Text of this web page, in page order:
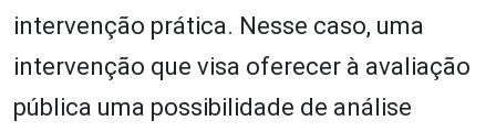
intervenção prática. Nesse caso, uma
intervenção que visa oferecer à avaliação
pública uma possibilidade de análise